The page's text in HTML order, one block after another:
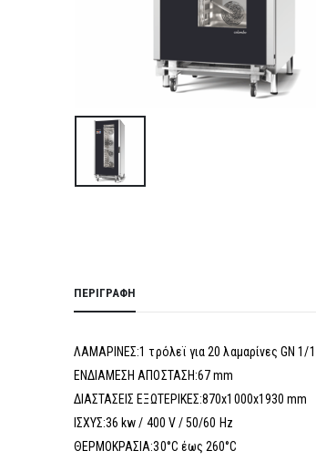
ΠΕΡΙΓΡΑΦΉ
ΛΑΜΑΡΙΝΕΣ:1 τρόλεϊ για 20 λαμαρίνες GN 1/1
ΕΝΔΙΑΜΕΣΗ ΑΠΟΣΤΑΣΗ:67 mm
ΔΙΑΣΤΑΣΕΙΣ ΕΞΩΤΕΡΙΚΕΣ:870x1000x1930 mm
ΙΣΧΥΣ:36 kw / 400 V / 50/60 Hz
ΘΕΡΜΟΚΡΑΣΙΑ:30°C έως 260°C